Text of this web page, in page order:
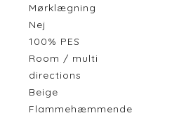
Mørklægning
Nej
100% PES
Room / multi
directions
Beige
Flammehæmmende